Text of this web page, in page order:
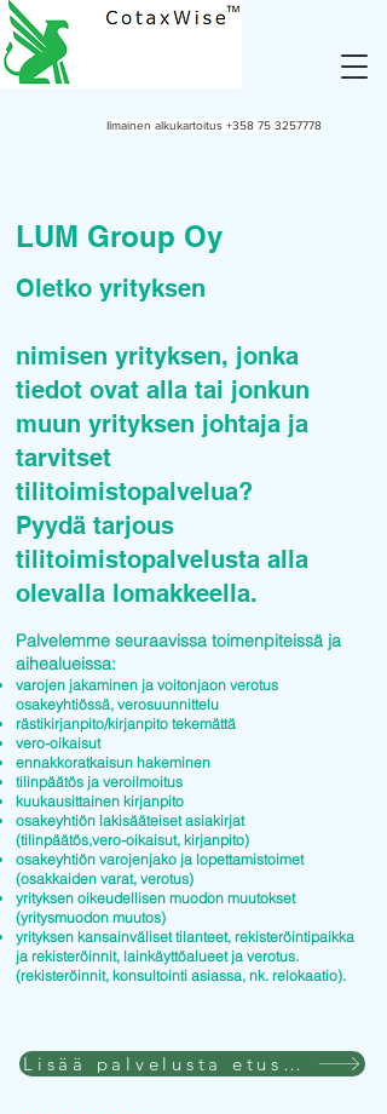
Ilmainen alkukartoitus +358 75 3257778
LUM Group Oy
Oletko yrityksen
nimisen yrityksen, jonka
tiedot ovat alla tai jonkun
muun yrityksen johtaja ja
tarvitset
tilitoimistopalvelua?
Pyydä tarjous
tilitoimistopalvelusta alla
olevalla lomakkeella.
Palvelemme seuraavissa toimenpiteissä ja
aihealueissa:
varojen jakaminen ja voitonjaon verotus
osakeyhtiössä, verosuunnittelu
rästikirjanpito/kirjanpito tekemättä
vero-oikaisut
ennakkoratkaisun hakeminen
tilinpäätös ja veroilmoitus
kuukausittainen kirjanpito
osakeyhtiön lakisääteiset asiakirjat
(tilinpäätös,vero-oikaisut, kirjanpito)
osakeyhtiön varojenjako ja lopettamistoimet
(osakkaiden varat, verotus)
yrityksen oikeudellisen muodon muutokset
(yritysmuodon muutos)
yrityksen kansainväliset tilanteet, rekisteröintipaikka
ja rekisteröinnit, lainkäyttöalueet ja verotus.
(rekisteröinnit, konsultointi asiassa, nk. relokaatio).
Lisää palvelusta etusivulla